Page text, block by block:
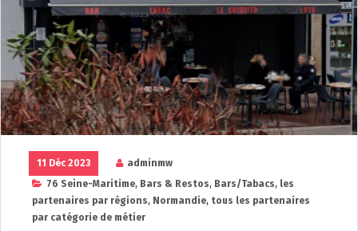
11 Déc 2023
adminmw
76 Seine-Maritime, Bars & Restos, Bars/Tabacs, les
partenaires par régions, Normandie, tous les partenaires
par catégorie de métier